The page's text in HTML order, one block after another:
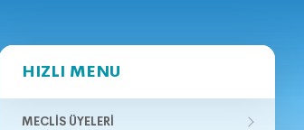
HIZLI MENU
MECLIS ÜYELERI